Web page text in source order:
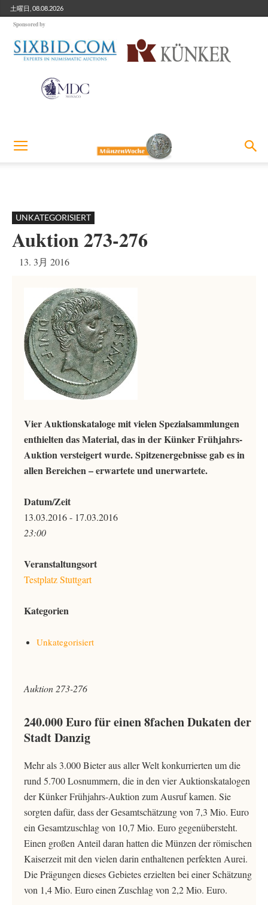
土曜日, 08.08.2026
Sponsored by
UNKATEGORISIERT
Auktion 273-276
13. 3月 2016
Vier Auktionskataloge mit vielen Spezialsammlungen
enthielten das Material, das in der Künker Frühjahrs-
Auktion versteigert wurde. Spitzenergebnisse gab es in
allen Bereichen – erwartete und unerwartete.
Datum/Zeit
13.03.2016 - 17.03.2016
23:00
Veranstaltungsort
Testplatz Stuttgart
Kategorien
Unkategorisiert
Auktion 273-276
240.000 Euro für einen 8fachen Dukaten der
Stadt Danzig
Mehr als 3.000 Bieter aus aller Welt konkurrierten um die
rund 5.700 Losnummern, die in den vier Auktionskatalogen
der Künker Frühjahrs-Auktion zum Ausruf kamen. Sie
sorgten dafür, dass der Gesamtschätzung von 7,3 Mio. Euro
ein Gesamtzuschlag von 10,7 Mio. Euro gegenübersteht.
Einen großen Anteil daran hatten die Münzen der römischen
Kaiserzeit mit den vielen darin enthaltenen perfekten Aurei.
Die Prägungen dieses Gebietes erzielten bei einer Schätzung
von 1,4 Mio. Euro einen Zuschlag von 2,2 Mio. Euro.